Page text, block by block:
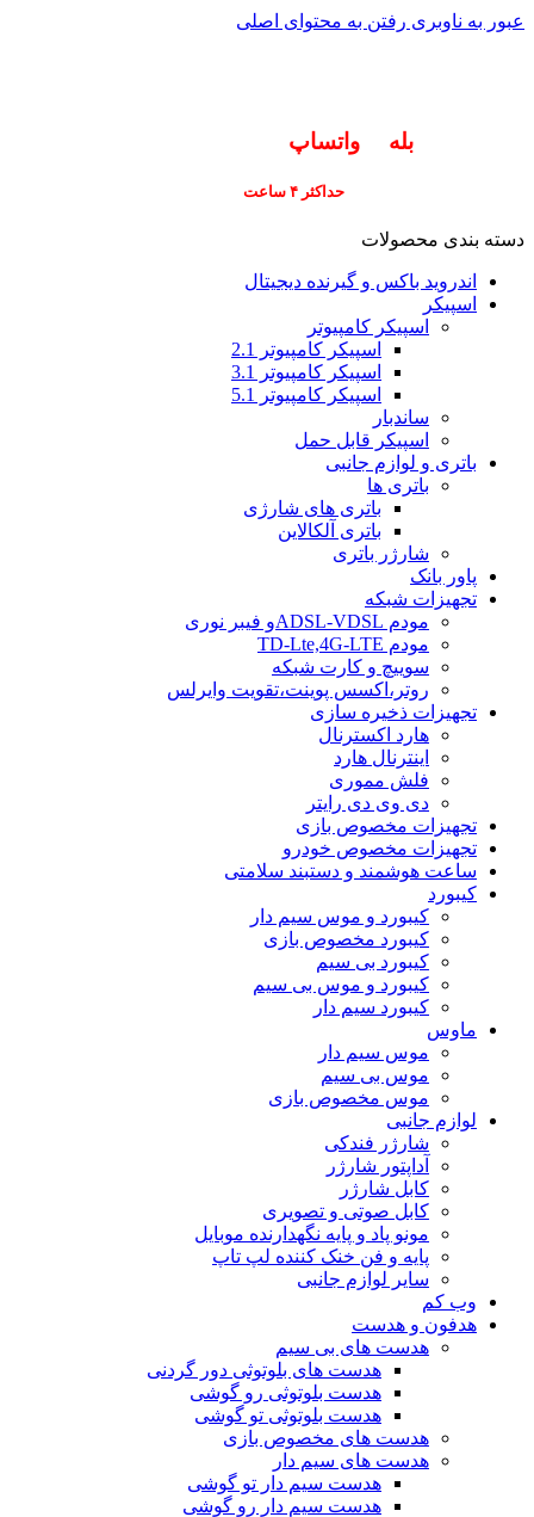
عبور به ناوبری رفتن به محتوای اصلی
بله واتساپ
حداکثر ۴ ساعت
دسته بندی محصولات
اندروید باکس و گیرنده دیجیتال
اسپیکر
اسپیکر کامپیوتر
اسپیکر کامپیوتر 2.1
اسپیکر کامپیوتر 3.1
اسپیکر کامپیوتر 5.1
ساندبار
اسپیکر قابل حمل
باتری و لوازم جانبی
باتری ها
باتری های شارژی
باتری آلکالاین
شارژر باتری
پاور بانک
تجهیزات شبکه
مودم ADSL-VDSLو فیبر نوری
مودم TD-Lte,4G-LTE
سوییچ و کارت شبکه
روتر،اکسس پوینت،تقویت وایرلس
تجهیزات ذخیره سازی
هارد اکسترنال
اینترنال هارد
فلش مموری
دی وی دی رایتر
تجهیزات مخصوص بازی
تجهیزات مخصوص خودرو
ساعت هوشمند و دستبند سلامتی
کیبورد
کیبورد و موس سیم دار
کیبورد مخصوص بازی
کیبورد بی سیم
کیبورد و موس بی سیم
کیبورد سیم دار
ماوس
موس سیم دار
موس بی سیم
موس مخصوص بازی
لوازم جانبی
شارژر فندکی
آداپتور شارژر
کابل شارژر
کابل صوتی و تصویری
مونو پاد و پایه نگهدارنده موبایل
پایه و فن خنک کننده لپ تاپ
سایر لوازم جانبی
وب کم
هدفون و هدست
هدست های بی سیم
هدست های بلوتوثی دور گردنی
هدست بلوتوثی رو گوشی
هدست بلوتوثی تو گوشی
هدست های مخصوص بازی
هدست های سیم دار
هدست سیم دار تو گوشی
هدست سیم دار رو گوشی